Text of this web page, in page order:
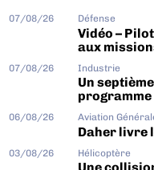
07/08/26 Défense
Vidéo –
aux
07/08/26 Industrie
Un
programme
06/08/26 Aviation
Daher livre
03/08/26 Hélicoptère